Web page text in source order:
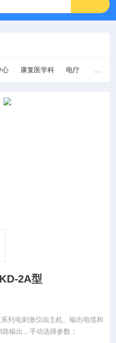
心 康复医学科 电疗
2A型
列电刺激仪由主机、输出电缆和
输出，手动选择参数；